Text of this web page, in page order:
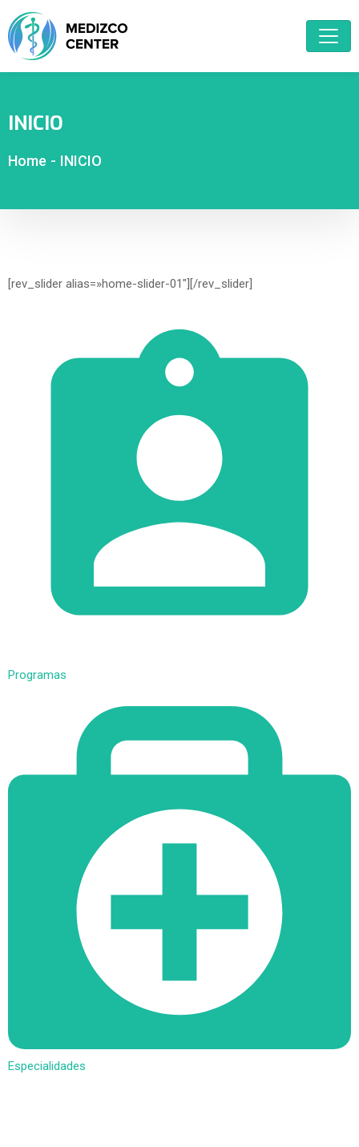
INICIO
Home - INICIO
[rev_slider alias=»home-slider-01″][/rev_slider]
Programas
Especialidades